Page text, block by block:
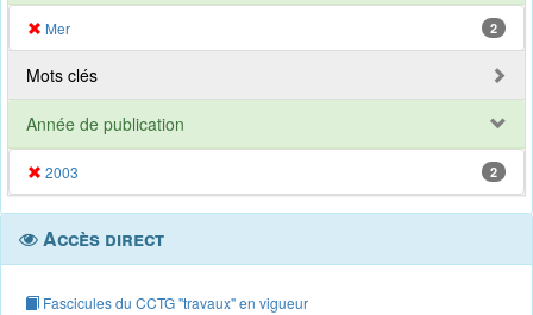
Mer 2
Mots clés
Année de publication
2003 2
Accès direct
Fascicules du CCTG "travaux" en vigueur